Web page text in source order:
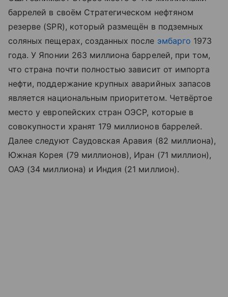
баррелей в своём Стратегическом нефтяном
резерве (SPR), который размещён в подземных
соляных пещерах, созданных после эмбарго 1973
года. У Японии 263 миллиона баррелей, при том,
что страна почти полностью зависит от импорта
нефти, поддержание крупных аварийных запасов
является национальным приоритетом. Четвёртое
место у европейских стран ОЭСР, которые в
совокупности хранят 179 миллионов баррелей.
Далее следуют Саудовская Аравия (82 миллиона),
Южная Корея (79 миллионов), Иран (71 миллион),
ОАЭ (34 миллиона) и Индия (21 миллион).